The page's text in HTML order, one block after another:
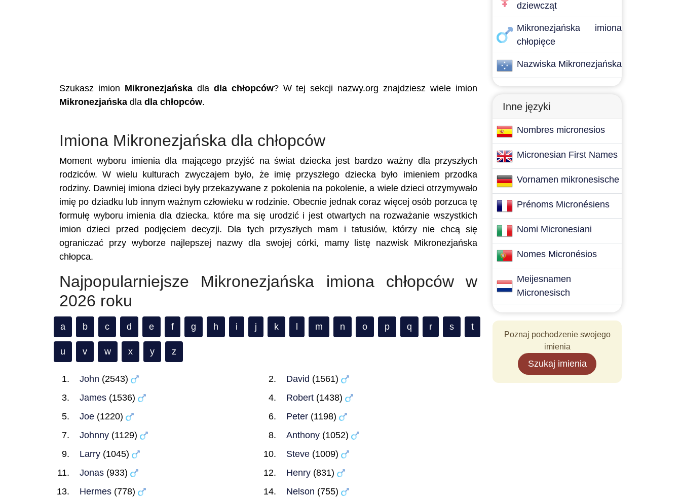
Szukasz imion Mikronezjańskadla dla chłopców? W tej sekcji nazwy.org znajdziesz wiele imion
Mikronezjańska dla dla chłopców.
Imiona Mikronezjańska dla chłopców
Moment wyboru imienia dla mającego przyjść na świat dziecka jest bardzo ważny dla przyszłych
rodziców. W wielu kulturach zwyczajem było, że imię przyszłego dziecka było imieniem przodka
rodziny. Dawniej imiona dzieci były przekazywane z pokolenia na pokolenie, a wiele dzieci otrzymywało
imię po dziadku lub innym ważnym człowieku w rodzinie. Obecnie jednak coraz więcej osób porzuca tę
formułę wyboru imienia dla dziecka, które ma się urodzić i jest otwartych na rozważanie wszystkich
imion dzieci przed podjęciem decyzji. Dla tych przyszłych mam i tatusiów, którzy nie chcą się
ograniczać przy wyborze najlepszej nazwy dla swojej córki, mamy listę nazwisk Mikronezjańska
chłopca.
Najpopularniejsze Mikronezjańska imiona chłopców w
2026 roku
a b c d e f g h i j k m n o p q r s t
u v w x y z
John (2543) David (1561)
James (1536) Robert(1438)
Joe (1220) Peter(1198)
Johnny (1129) Anthony(1052)
Larry (1045) Steve(1009)
Jonas (933) Henry(831)
Hermes (778) Nelson (755)
dziewcząt
Mikronezjańska imiona
chłopięce
Nazwiska Mikronezjańska
Inne języki
Nombres micronesios
Micronesian First Names
Vornamen mikronesische
Prénoms Micronésiens
Nomi Micronesiani
Nomes Micronésios
Meijesnamen
Micronesisch
Poznaj pochodzenie swojego
imienia
Szukaj imienia